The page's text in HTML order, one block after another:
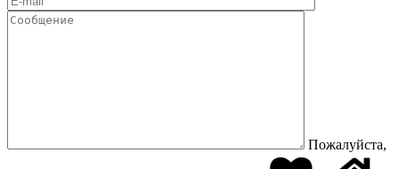
Пожалуйста,